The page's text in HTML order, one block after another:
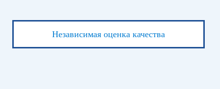
Независимая оценка качества